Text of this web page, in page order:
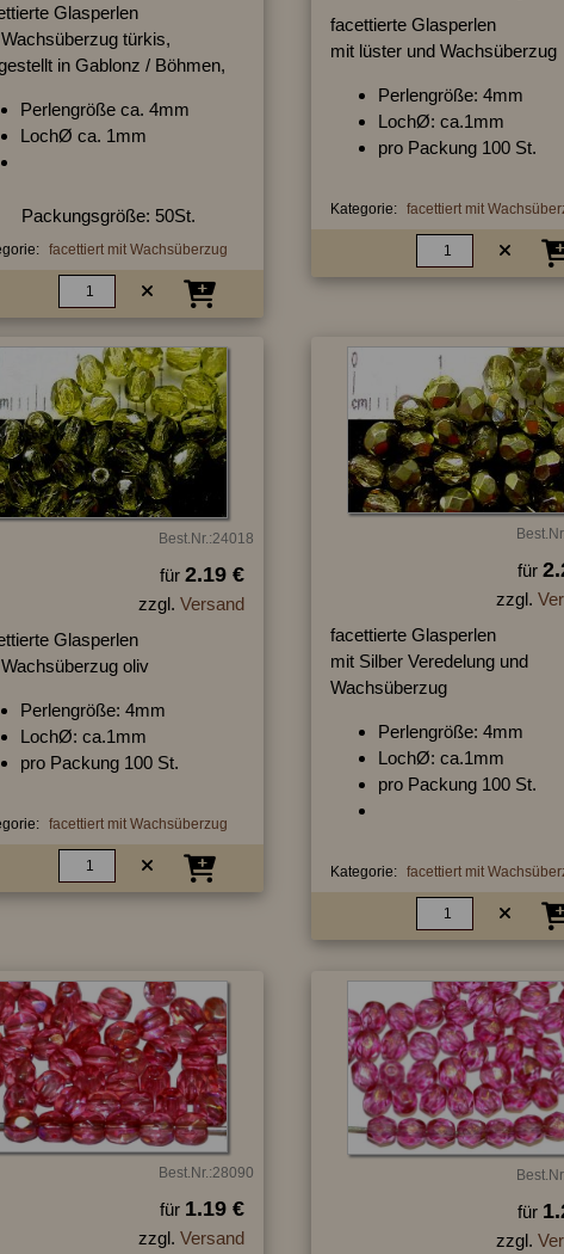
Glasperlen
türkis,
in Gablonz / Böhmen,
Perlengröße ca. 4mm
LochØ ca. 1mm
Packungsgröße: 50St.
facettiert mit Wachsüberzug
facettierte Glasperlen
mit lüster und Wachsüberzug
Perlengröße: 4mm
LochØ: ca.1mm
pro Packung 100 St.
Kategorie: facettiert mit
Best.Nr.:24018
für 2.19 €
zzgl. Versand
Glasperlen
oliv
Perlengröße: 4mm
LochØ: ca.1mm
pro Packung 100 St.
facettiert mit Wachsüberzug
für
zzgl.
facettierte Glasperlen
mit Silber Veredelung und
Wachsüberzug
Perlengröße: 4mm
LochØ: ca.1mm
pro Packung 100 St.
Kategorie: facettiert mit
Best.Nr.:28090
für 1.19 €
zzgl. Versand
für
zzgl.